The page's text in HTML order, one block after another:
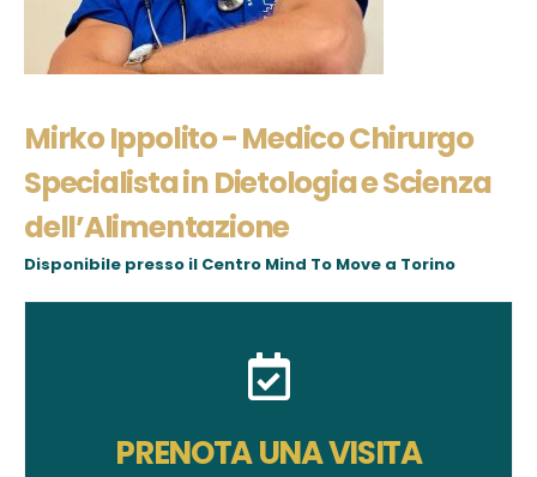
Mirko Ippolito - Medico Chirurgo
Specialista in Dietologia e Scienza
dell’Alimentazione
Disponibile presso il Centro Mind To Move a Torino
PRENOTA UNA VISITA